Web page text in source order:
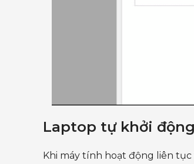
Laptop tự khởi
Khi máy tính hoạt động liên tục